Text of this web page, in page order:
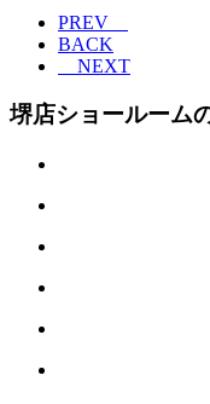
PREV
BACK
NEXT
堺店ショールーム